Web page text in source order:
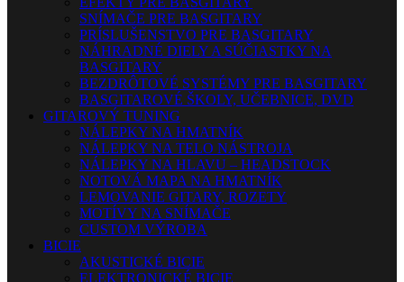
SNÍMAČE PRE BASGITARY
PRÍSLUŠENSTVO PRE BASGITARY
NÁHRADNÉ DIELY A SÚČIASTKY NA
BASGITARY
BEZDRÔTOVÉ SYSTÉMY PRE BASGITARY
BASGITAROVÉ ŠKOLY, UČEBNICE, DVD
GITAROVÝ TUNING
NÁLEPKY NA HMATNÍK
NÁLEPKY NA TELO NÁSTROJA
NÁLEPKY NA HLAVU – HEADSTOCK
NOTOVÁ MAPA NA HMATNÍK
LEMOVANIE GITARY, ROZETY
MOTÍVY NA SNÍMAČE
CUSTOM VÝROBA
BICIE
AKUSTICKÉ BICIE
ELEKTRONICKÉ BICIE